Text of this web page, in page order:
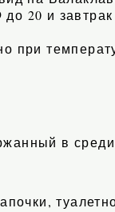
20 и
при
в